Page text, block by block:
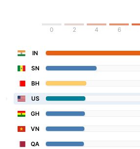
0 2 4 6
IN
SN
BH
US
GH
VN
QA